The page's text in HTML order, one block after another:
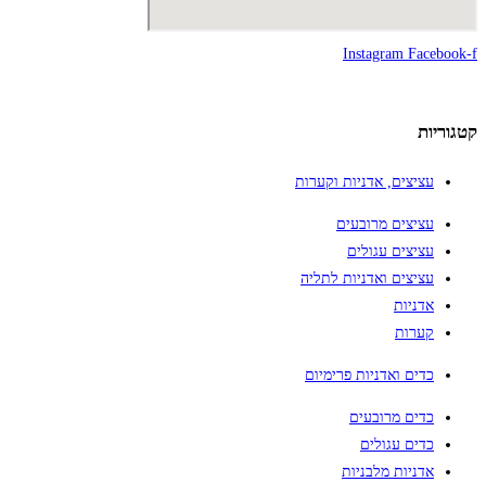
Instagram Facebook-f
קטגוריות
עציצים, אדניות וקערות
עציצים מרובעים
עציצים עגולים
עציצים ואדניות לתליה
אדניות
קערות
כדים ואדניות פרימיום
כדים מרובעים
כדים עגולים
אדניות מלבניות